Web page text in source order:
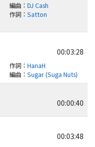
編曲： DJ Cash
作詞： Satton
00:03:28
作詞： HanaH
編曲： Sugar (Suga Nuts)
00:00:40
00:03:48